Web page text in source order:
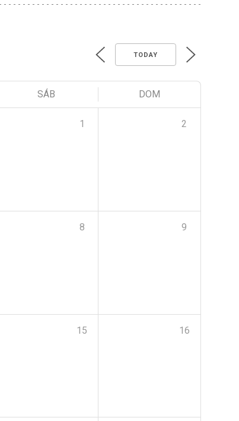
TODAY
SÁB DOM
1 2
8 9
15 16